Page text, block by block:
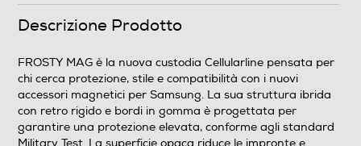
Descrizione Prodotto
FROSTY MAG è la nuova custodia Cellularline pensata per
chi cerca protezione, stile e compatibilità con i nuovi
accessori magnetici per Samsung. La sua struttura ibrida
con retro rigido e bordi in gomma è progettata per
garantire una protezione elevata, conforme agli standard